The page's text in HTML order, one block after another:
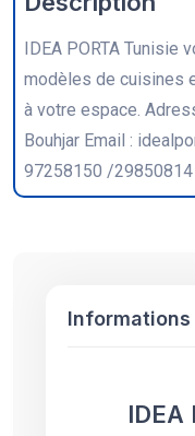
IDEA PORTA Tunisie
modèles de cuisines
à votre espace.
Bouhjar Email :
97258150 /29850814
IDEA